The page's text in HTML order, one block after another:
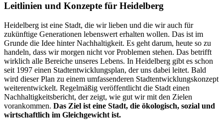
Leitlinien und Konzepte für Heidelberg
Heidelberg ist eine Stadt, die wir lieben und die wir auch für
zukünftige Generationen lebenswert erhalten wollen. Das ist im
Grunde die Idee hinter Nachhaltigkeit. Es geht darum, heute so zu
handeln, dass wir morgen nicht vor Problemen stehen. Das betrifft
wirklich alle Bereiche unseres Lebens. In Heidelberg gibt es schon
seit 1997 einen Stadtentwicklungsplan, der uns dabei leitet. Bald
wird dieser Plan zu einem umfassenderen Stadtentwicklungskonzept
weiterentwickelt. Regelmäßig veröffentlicht die Stadt einen
Nachhaltigkeitsbericht, der zeigt, wie gut wir mit den Zielen
vorankommen. Das Ziel ist eine Stadt, die ökologisch, sozial und
wirtschaftlich im Gleichgewicht ist.